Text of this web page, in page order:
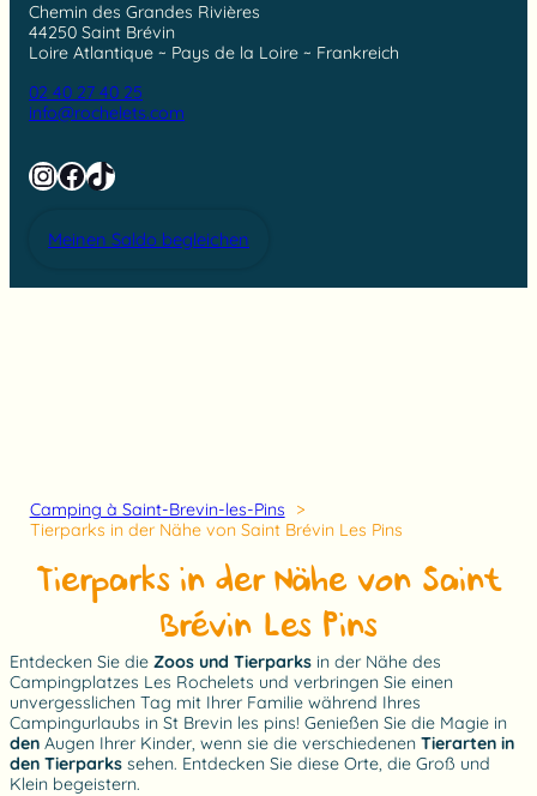
Chemin des Grandes Rivières
44250 Saint Brévin
Loire Atlantique ~ Pays de la Loire ~ Frankreich
02 40 27 40 25
info@rochelets.com
Instagram
Facebook
TikTok
Meinen Saldo begleichen
Camping à Saint-Brevin-les-Pins
Tierparks in der Nähe von Saint Brévin Les Pins
Tierparks in der Nähe von Saint
Brévin Les Pins
Entdecken Sie die Zoos und Tierparks in der Nähe des
Campingplatzes Les Rochelets und verbringen Sie einen
unvergesslichen Tag mit Ihrer Familie während Ihres
Campingurlaubs in St Brevin les pins! Genießen Sie die Magie in
den Augen Ihrer Kinder, wenn sie die verschiedenen Tierarten in
den Tierparks sehen. Entdecken Sie diese Orte, die Groß und
Klein begeistern.